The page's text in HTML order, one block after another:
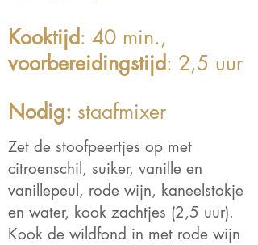
Kooktijd: 40 min.,
voorbereidingstijd: 2,5 uur
Nodig: staafmixer
Zet de stoofpeertjes op met
citroenschil, suiker, vanille en
vanillepeul, rode wijn, kaneelstokje
en water, kook zachtjes (2,5 uur).
Kook de wildfond in met rode wijn